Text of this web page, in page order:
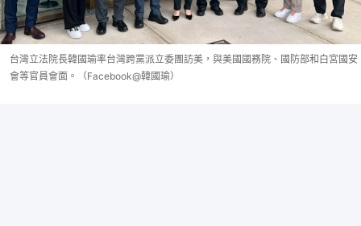
台灣立法院長韓國瑜率台灣跨黨派立委團訪美，與美國國務院、國防部和白宮國安
會等官員會面。（Facebook@韓國瑜）